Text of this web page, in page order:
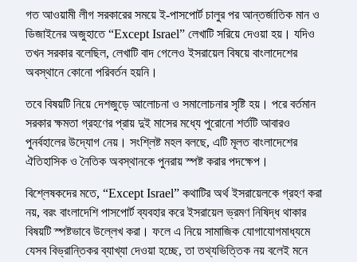
গত আওয়ামী লীগ সরকারের সময়ে ই-পাসপোর্ট চালুর পর আন্তর্জাতিক মান ও
ডিজাইনের অজুহাতে “Except Israel” লেখাটি সরিয়ে দেওয়া হয়। যদিও
তখন সরকার বলেছিল, লেখাটি বাদ গেলেও ইসরায়েল বিষয়ে বাংলাদেশের
অবস্থানে কোনো পরিবর্তন হয়নি।
তবে বিষয়টি নিয়ে দেশজুড়ে আলোচনা ও সমালোচনার সৃষ্টি হয়। পরে বর্তমান
সরকার ক্ষমতা গ্রহণের প্রায় দুই মাসের মধ্যে পুরোনো শর্তটি আবারও
পুনর্বহালের উদ্যোগ নেয়। সংশ্লিষ্ট মহল বলছে, এটি মূলত বাংলাদেশের
ঐতিহাসিক ও নৈতিক অবস্থানকে পুনরায় স্পষ্ট করার পদক্ষেপ।
বিশ্লেষকদের মতে, “Except Israel” কথাটির অর্থ ইসরায়েলকে গ্রহণ করা
নয়, বরং বাংলাদেশি পাসপোর্ট ব্যবহার করে ইসরায়েল ভ্রমণ নিষিদ্ধ থাকার
বিষয়টি স্পষ্টভাবে উল্লেখ করা। ফলে এ নিয়ে সামাজিক যোগাযোগমাধ্যমে
যেসব বিভ্রান্তিকর ব্যাখ্যা দেওয়া হচ্ছে, তা তথ্যভিত্তিক নয় বলেই মনে